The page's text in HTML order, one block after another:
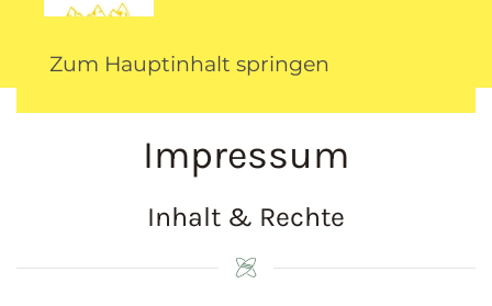
Zum Hauptinhalt springen
Impressum
Inhalt & Rechte